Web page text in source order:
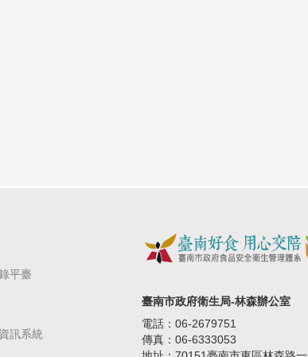
平臺
訊系統
臺南市政府衛生局-林森辦公室
電話：06-2679751
傳真：06-6333053